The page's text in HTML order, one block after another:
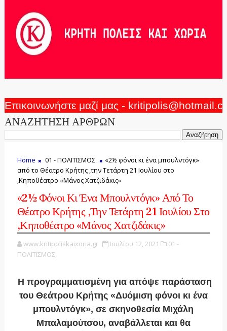
Επικοινωνήστε μαζί μας -
ΑΝΑΖΗΤΗΣΗ ΑΡΘΡΩΝ
Home 01 - ΠΟΛΙΤΙΣΜΟΣ
«2½ φόνοι κι ένα μπουλντόγκ»
από το Θέατρο Κρήτης ,την Τετάρτη 21 Ιουλίου στο
,Κηποθέατρο «Μάνος Χατζιδάκις»
«2½ Φόνοι Κι Ένα Μπουλντόγκ» Από Το
Θέατρο Κρήτης ,την Τετάρτη 21 Ιουλίου Στο
,Κηποθέατρο «Μάνος Χατζιδάκις»
www.kritipoliskaixoria.gr Ιουλίου 12, 2021
01 -
ΠΟΛΙΤΙΣΜΟΣ,
Η προγραμματισμένη για απόψε παράσταση
του Θεάτρου Κρήτης «Δυόμιση φόνοι κι ένα
μπουλντόγκ», σε σκηνοθεσία Μιχάλη
Μπαλαμούτσου, αναβάλλεται και θα